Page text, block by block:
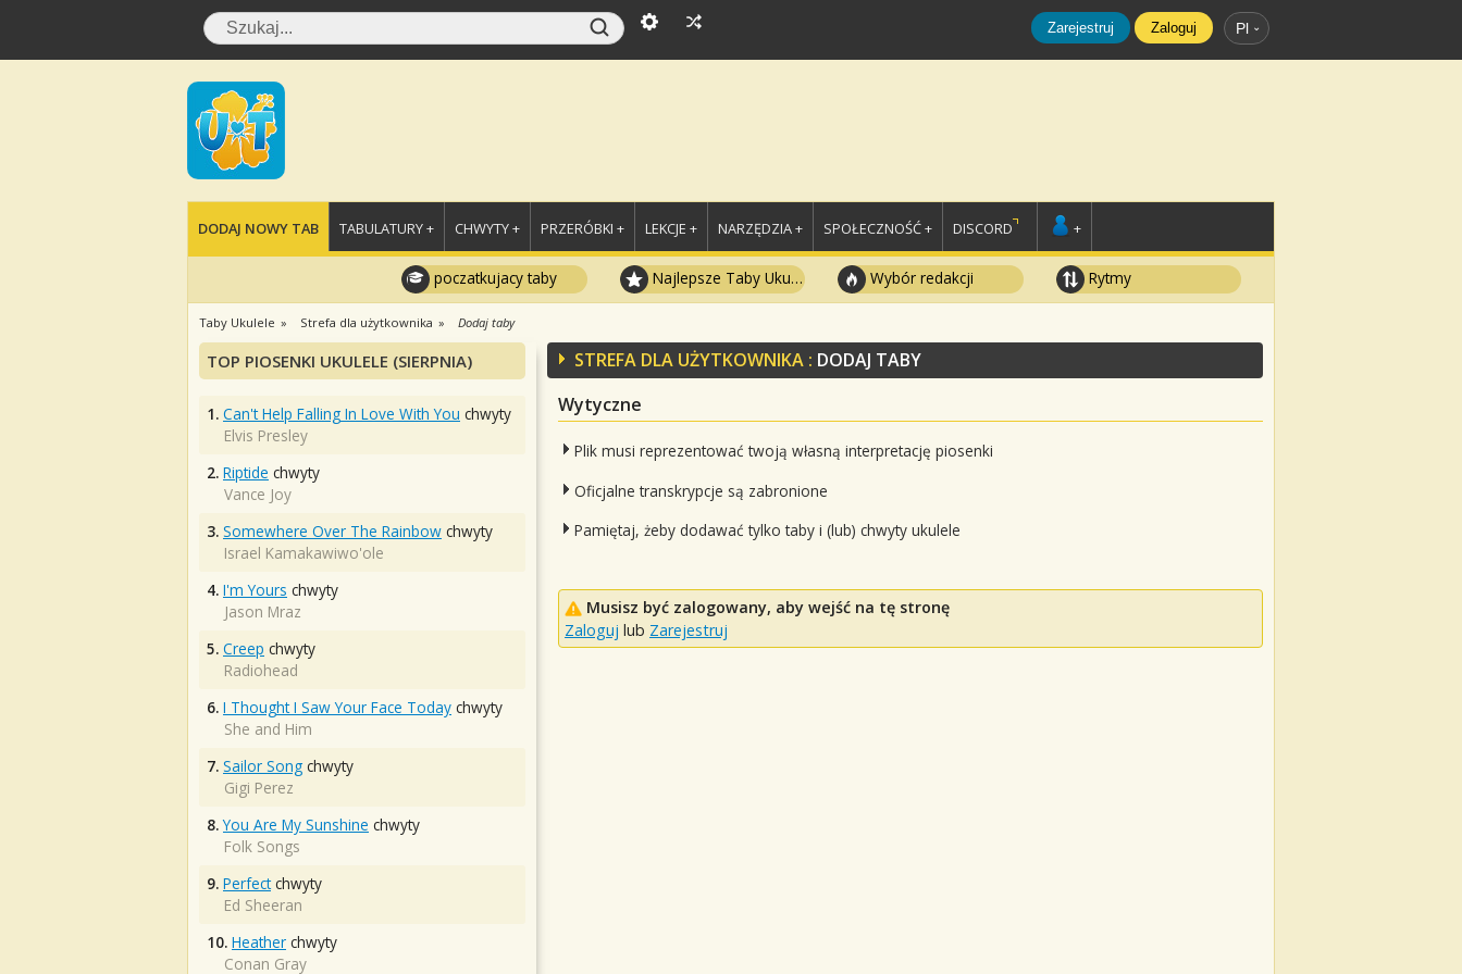
Zarejestruj Zaloguj Pl
DODAJ NOWY TAB TABULATURY + CHWYTY + PRZERÓBKI + LEKCJE + NARZĘDZIA + SPOŁECZNOŚĆ + DISCORD +
poczatkujacy taby Najlepsze Taby Ukulele Wybór redakcji Rytmy
Taby Ukulele Strefa dla użytkownika Dodaj taby
STREFA DLA UŻYTKOWNIKA : DODAJ TABY
Wytyczne
Plik musi reprezentować twoją własną interpretację piosenki
Oficjalne transkrypcje są zabronione
Pamiętaj, żeby dodawać tylko taby i (lub) chwyty ukulele
Musisz być zalogowany, aby wejść na tę stronę
Zaloguj lub Zarejestruj
TOP PIOSENKI UKULELE (SIERPNIA)
1. Can't Help Falling In Love With You chwyty
Elvis Presley
2. Riptide chwyty
Vance Joy
3. Somewhere Over The Rainbow chwyty
Israel Kamakawiwo'ole
4. I'm Yours chwyty
Jason Mraz
5. Creep chwyty
Radiohead
6. I Thought I Saw Your Face Today chwyty
She and Him
7. Sailor Song chwyty
Gigi Perez
8. You Are My Sunshine chwyty
Folk Songs
9. Perfectchwyty
Ed Sheeran
10. Heather chwyty
Conan Gray